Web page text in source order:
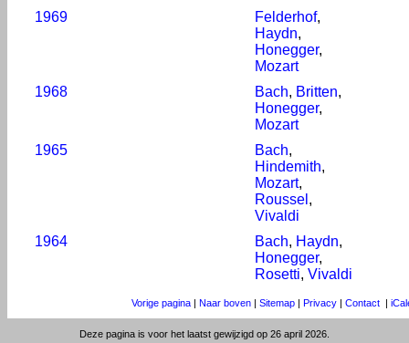
1969
Felderhof,
Haydn,
Honegger,
Mozart
1968
Bach, Britten,
Honegger,
Mozart
1965
Bach,
Hindemith,
Mozart,
Roussel ,
Vivaldi
1964
Bach, Haydn,
Honegger,
Rosetti, Vivaldi
Vorige pagina | Naar boven | Sitemap | Privacy | Contact |
Deze pagina is voor het laatst gewijzigd op 26 april 2026.